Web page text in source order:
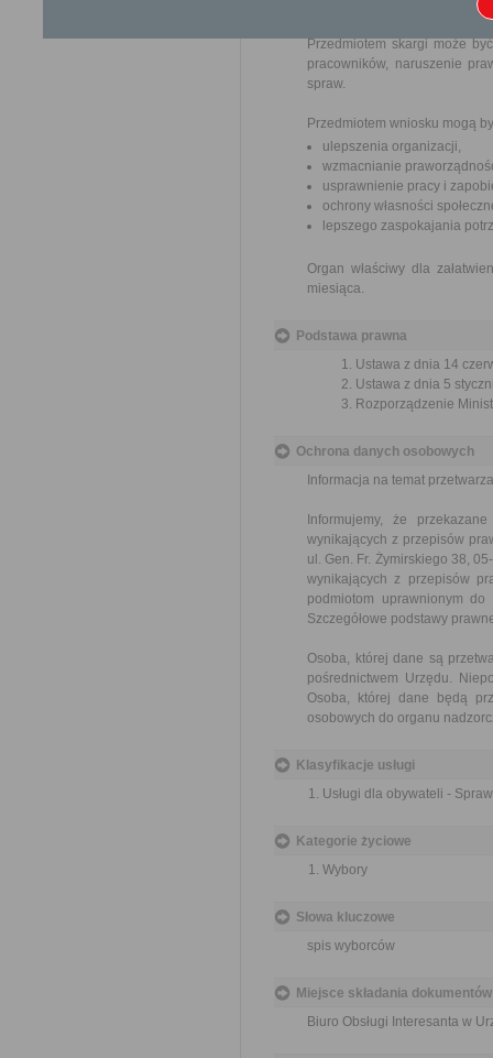
Przedmiotem skargi może
pracowników, naruszenie
spraw.
Przedmiotem wniosku mogą
ulepszenia organizacji,
wzmacnianie
usprawnienie pracy i
ochrony własności
lepszego zaspokajania
Organ właściwy dla
miesiąca.
Podstawa prawna
Ustawa z dnia 14
Ustawa z dnia 5
Rozporządzenie
Ochrona danych osobowych
Informacja na temat
Informujemy, że
wynikających z przepisów
ul. Gen. Fr. Żymirskiego 38,
wynikających z przepisów
podmiotom uprawnionym
Szczegółowe podstawy
Osoba, której dane są
pośrednictwem Urzędu.
Osoba, której dane będą
osobowych do organu
Klasyfikacje usługi
Usługi dla obywateli -
Kategorie życiowe
Wybory
Słowa kluczowe
spis wyborców
Miejsce składania dokumentów
Biuro Obsługi Interesanta w